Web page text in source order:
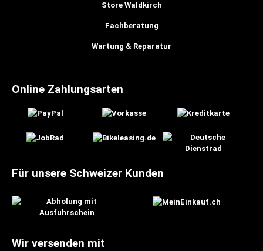
Store Waldkirch
Fachberatung
Wartung & Reparatur
Online Zahlungsarten
Für unsere Schweizer Kunden
Wir versenden mit